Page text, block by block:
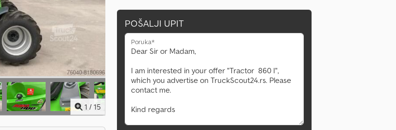
1 / 15
POŠALJI UPIT
Poruka*